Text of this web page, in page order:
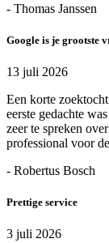
- Thomas Janssen
Google is je grootste
13 juli 2026
Een korte
eerste gedachte
zeer te spreken
professional voor
- Robertus Bosch
Prettige service
3 juli 2026